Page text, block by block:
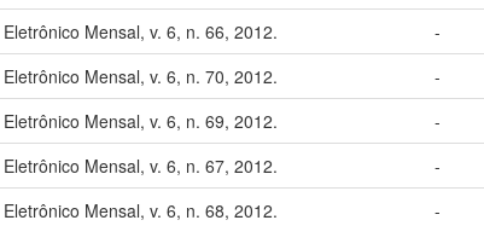
Mensal, v. 6, n. 66, 2012.
-
Mensal, v. 6, n. 70, 2012.
-
Mensal, v. 6, n. 69, 2012.
-
Mensal, v. 6, n. 67, 2012.
-
Mensal, v. 6, n. 68, 2012. -